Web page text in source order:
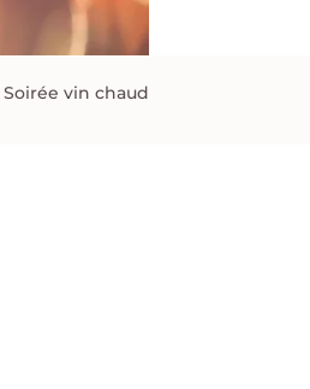
Soirée vin chaud